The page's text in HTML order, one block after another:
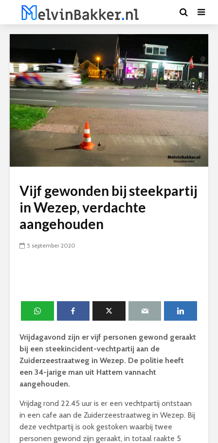
Vijf gewonden bij steekpartij
in Wezep, verdachte
aangehouden
5 september 2020
Vrijdagavond zijn er vijf personen gewond geraakt
bij een steekincident-vechtpartij aan de
Zuiderzeestraatweg in Wezep. De politie heeft
een 34-jarige man uit Hattem vannacht
aangehouden.
Vrijdag rond 22.45 uur is er een vechtpartij ontstaan
in een cafe aan de Zuiderzeestraatweg in Wezep. Bij
deze vechtpartij is ook gestoken waarbij twee
personen gewond zijn geraakt, in totaal raakte 5